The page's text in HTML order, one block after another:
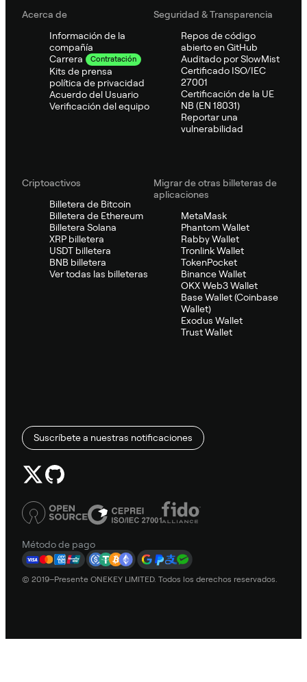
Acerca de
Información de la
compañía
Carrera
Contratación
Kits de prensa
política de privacidad
Acuerdo del Usuario
Verificación del equipo
Seguridad & Transparencia
Repos de código
abierto en GitHub
Auditado por SlowMist
Certificado ISO/IEC
27001
Certificación de la UE
NB (EN 18031)
Reportar una
vulnerabilidad
Criptoactivos
Billetera de Bitcoin
Billetera de Ethereum
Billetera Solana
XRP billetera
USDT billetera
BNB billetera
Ver todas las billeteras
Migrar de otras billeteras de
aplicaciones
MetaMask
Phantom Wallet
Rabby Wallet
Tronlink Wallet
TokenPocket
Binance Wallet
OKX Web3 Wallet
Base Wallet (Coinbase
Wallet)
Exodus Wallet
Trust Wallet
Suscríbete a nuestras notificaciones
Método de pago
© 2019–Presente ONEKEY LIMITED. Todos los derechos reservados.